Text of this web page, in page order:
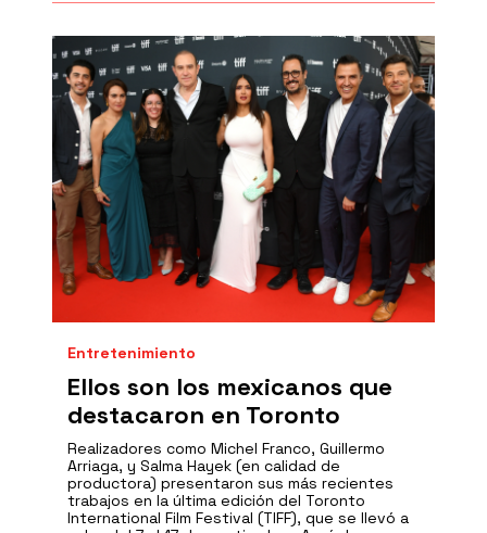
Entretenimiento
Ellos son los mexicanos que
destacaron en Toronto
Realizadores como Michel Franco, Guillermo
Arriaga, y Salma Hayek (en calidad de
productora) presentaron sus más recientes
trabajos en la última edición del Toronto
International Film Festival (TIFF), que se llevó a